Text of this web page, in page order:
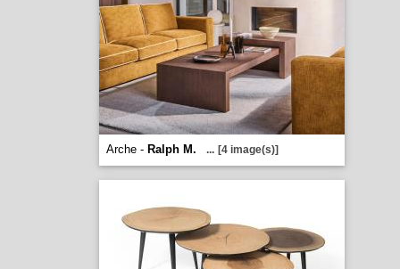
Arche - Ralph M. ... [4 image(s)]